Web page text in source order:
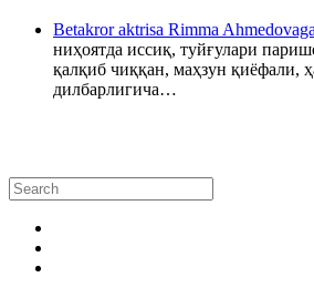
Betakror aktrisa Rimma
ниҳоятда иссиқ, туйғулари
қалқиб чиққан, маҳзун қиёфали,
дилбарлигича…